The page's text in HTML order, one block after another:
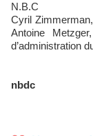
N.B.C
Cyril
Antoine
d’administration
nbdc